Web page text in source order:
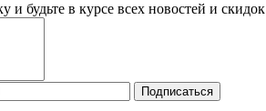
будьте в курсе всех новостей и скидок
Подписаться